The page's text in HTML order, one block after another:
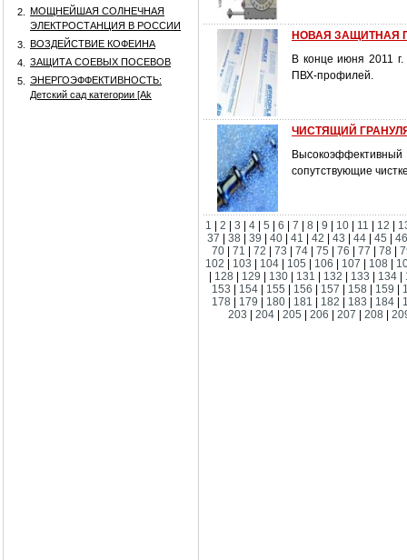
2.
МОЩНЕЙШАЯ СОЛНЕЧНАЯ
ЭЛЕКТРОСТАНЦИЯ В РОССИИ
3.
ВОЗДЕЙСТВИЕ КОФЕИНА
4.
ЗАЩИТА СОЕВЫХ ПОСЕВОВ
5.
ЭНЕРГОЭФФЕКТИВНОСТЬ:
Детский сад категории [Аk
НОВАЯ ЗАЩИТНАЯ
В конце июня 2011
ПВХ-профилей.
ЧИСТЯЩИЙ
сопутствующие
1 2 3 4 5 6 7 8 9 10 11 12
37
|38 |39 |40 |41 |42 |43 |44 |45 |
70
71 72 73 74 75 76 77 78
102
103 104 105 106 107 108
128 129 130 131 132 133 134
153
154 155 156 157 158 159
178
179 180 181 182 183 184
203
|204 |205 |206 |207 |208 |